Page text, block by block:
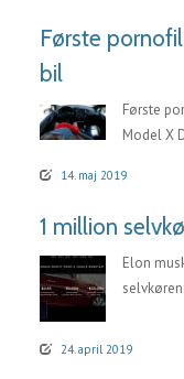
Første
bil
Første
Model X
14. maj 2019
1 million
Elon
24. april 2019